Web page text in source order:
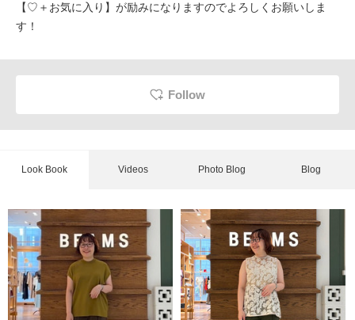
【♡＋お気に入り】が励みになりますのでよろしくお願いしま
す！
Follow
Look Book Videos Photo Blog Blog